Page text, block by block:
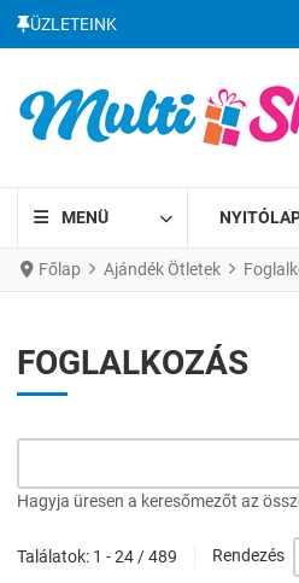
ÜZLETEINK
MENÜ
Főlap Ajándék Ötletek
FOGLALKOZÁS
Hagyja üresen a keresőmezőt az
Találatok: 1 - 24 / 489 Rendezés